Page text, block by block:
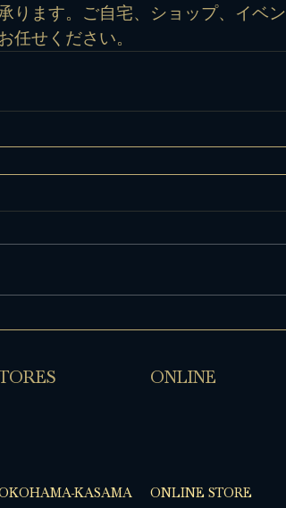
ります。ご自宅、ショップ、イベ
任せください。
ONLINE
KASAMA ONLINE STORE